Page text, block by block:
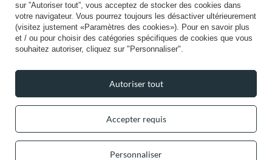
Vous pouvez nous faire confiance
sur ”Autoriser tout”, vous acceptez de stocker des cookies dans
votre navigateur. Vous pourrez toujours les désactiver ultérieurement
(visitez justement «Paramètres des cookies»). Pour en savoir plus
et / ou pour choisir des catégories spécifiques de cookies que vous
souhaitez autoriser, cliquez sur "Personnaliser".
Accepter requis
Personnaliser
Autoriser tout